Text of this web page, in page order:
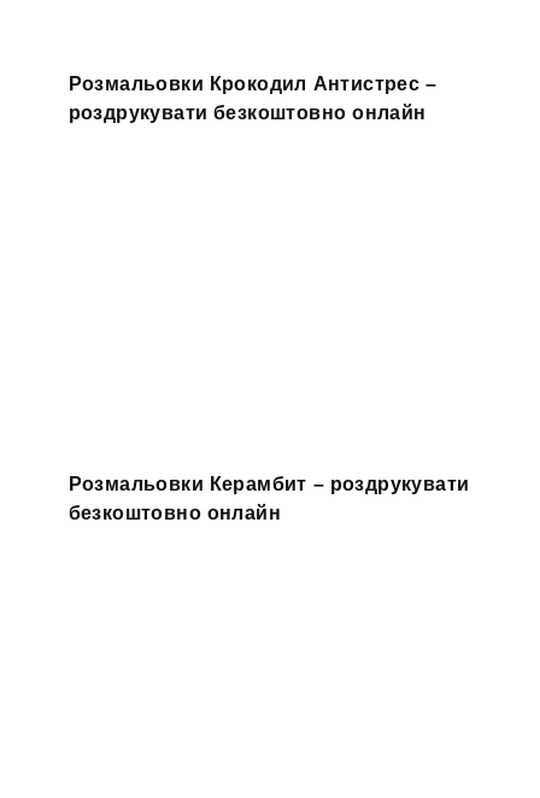
Розмальовки Крокодил Антистрес –
роздрукувати безкоштовно онлайн
Розмальовки Керамбит – роздрукувати
безкоштовно онлайн